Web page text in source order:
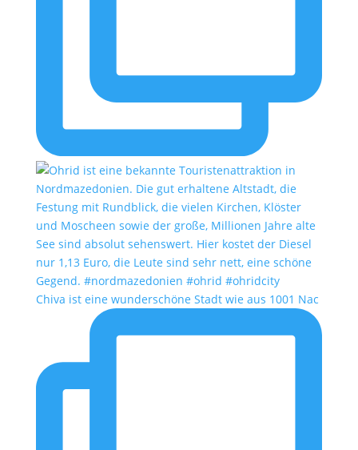
Chiva ist eine wunderschöne Stadt wie aus 1001 Nac